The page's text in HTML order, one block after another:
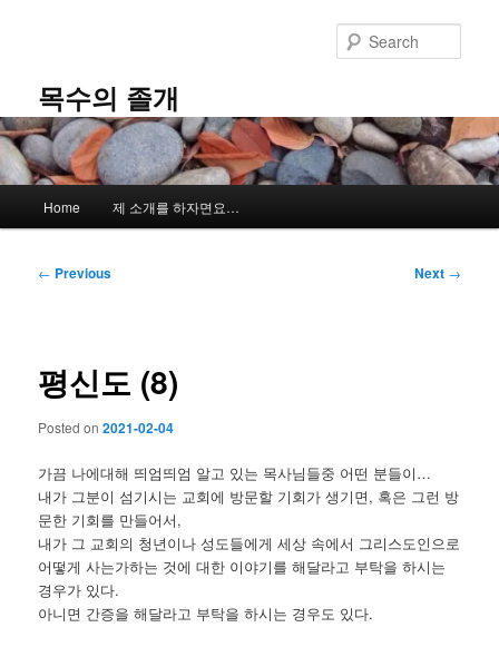
content목수의 졸개
Home 제 소개를 하자면요…
Post
← Previous Next →
평신도 (8)
Posted on2021-02-04
가끔 나에대해 띄엄띄엄 알고 있는 목사님들중 어떤 분들이…
내가 그분이 섬기시는 교회에 방문할 기회가 생기면, 혹은 그런 방
문한 기회를 만들어서,
내가 그 교회의 청년이나 성도들에게 세상 속에서 그리스도인으로
어떻게 사는가하는 것에 대한 이야기를 해달라고 부탁을 하시는
경우가 있다.
아니면 간증을 해달라고 부탁을 하시는 경우도 있다.